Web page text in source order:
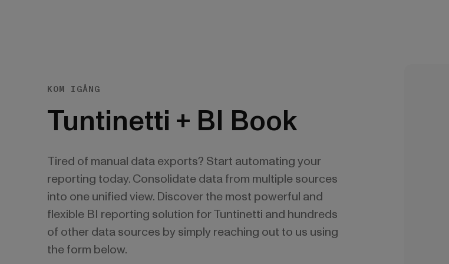
KOM IGÅNG
Tuntinetti + BI Book
Tired of manual data exports? Start automating your
reporting today. Consolidate data from multiple sources
into one unified view. Discover the most powerful and
flexible BI reporting solution for Tuntinetti and hundreds
of other data sources by simply reaching out to us using
the form below.